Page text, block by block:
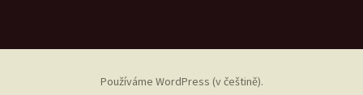
Používáme WordPress (v češtině).